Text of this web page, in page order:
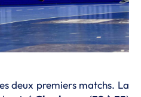
deux premiers matchs. La